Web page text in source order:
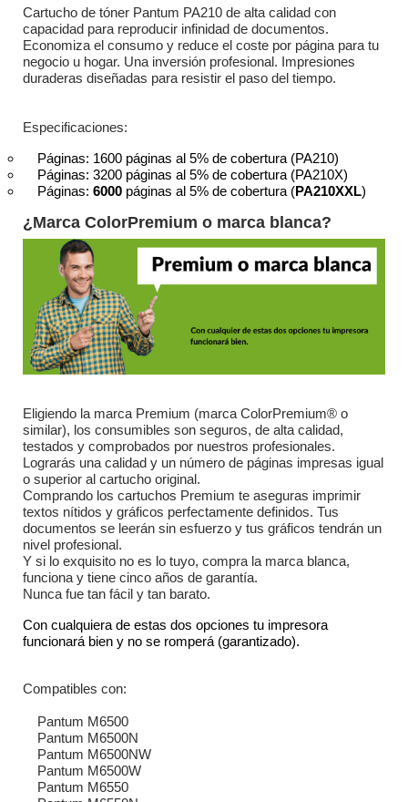
Cartucho de tóner Pantum PA210 de alta calidad con
capacidad para reproducir infinidad de documentos.
Economiza el consumo y reduce el coste por página para tu
negocio u hogar. Una inversión profesional. Impresiones
duraderas diseñadas para resistir el paso del tiempo.
Especificaciones:
Páginas: 1600 páginas al 5% de cobertura (PA210)
Páginas: 3200 páginas al 5% de cobertura (PA210X)
Páginas: 6000 páginas al 5% de cobertura (PA210XXL)
¿Marca ColorPremium o marca blanca?
Eligiendo la marca Premium (marca ColorPremium® o
similar), los consumibles son seguros, de alta calidad,
testados y comprobados por nuestros profesionales.
Lograrás una calidad y un número de páginas impresas igual
o superior al cartucho original.
Comprando los cartuchos Premium te aseguras imprimir
textos nítidos y gráficos perfectamente definidos. Tus
documentos se leerán sin esfuerzo y tus gráficos tendrán un
nivel profesional.
Y si lo exquisito no es lo tuyo, compra la marca blanca,
funciona y tiene cinco años de garantía.
Nunca fue tan fácil y tan barato.
Con cualquiera de estas dos opciones tu impresora
funcionará bien y no se romperá (garantizado).
Compatibles con:
Pantum M6500
Pantum M6500N
Pantum M6500NW
Pantum M6500W
Pantum M6550